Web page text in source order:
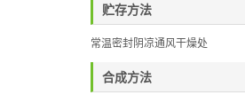
贮存方法
常温密封阴凉通风干燥处
合成方法